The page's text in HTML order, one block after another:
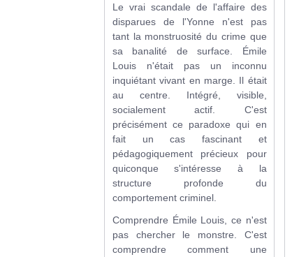
Le vrai scandale de l'affaire des
disparues de l'Yonne n'est pas
tant la monstruosité du crime que
sa banalité de surface. Émile
Louis n'était pas un inconnu
inquiétant vivant en marge. Il était
au centre. Intégré, visible,
socialement actif. C'est
précisément ce paradoxe qui en
fait un cas fascinant et
pédagogiquement précieux pour
quiconque s'intéresse à la
structure profonde du
comportement criminel.
Comprendre Émile Louis, ce n'est
pas chercher le monstre. C'est
comprendre comment une